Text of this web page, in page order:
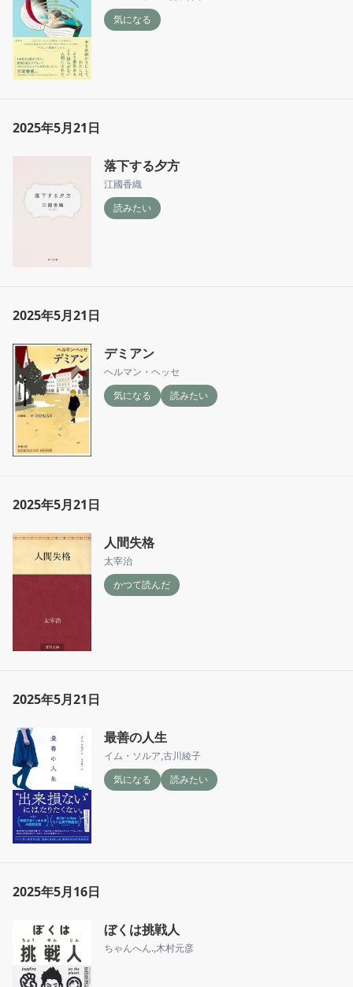
気になる
2025年5月21日
落下する夕方
江國香織
読みたい
2025年5月21日
デミアン
ヘルマン・ヘッセ
気になる
読みたい
2025年5月21日
人間失格
太宰治
かつて読んだ
2025年5月21日
最善の人生
イム・ソルア,古川綾子
気になる
読みたい
2025年5月16日
ぼくは挑戦人
ちゃんへん.,木村元彦